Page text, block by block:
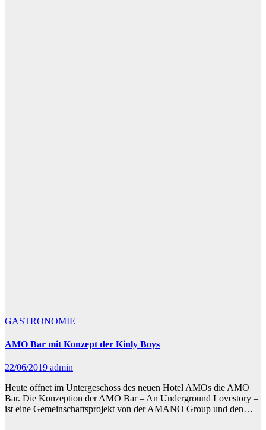
GASTRONOMIE
AMO Bar mit Konzept der Kinly Boys
22/06/2019 admin
Heute öffnet im Untergeschoss des neuen Hotel AMOs die AMO
Bar. Die Konzeption der AMO Bar – An Underground Lovestory –
ist eine Gemeinschaftsprojekt von der AMANO Group und den…